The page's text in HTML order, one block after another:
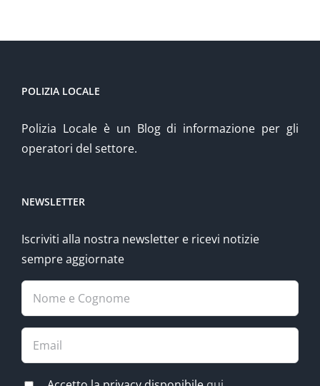
POLIZIA LOCALE
Polizia Locale è un Blog di informazione per gli
operatori del settore.
NEWSLETTER
Iscriviti alla nostra newsletter e ricevi notizie
sempre aggiornate